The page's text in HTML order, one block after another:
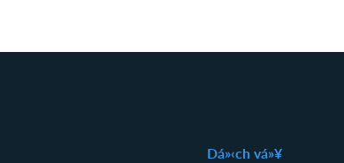
Dá»‹ch vá»¥